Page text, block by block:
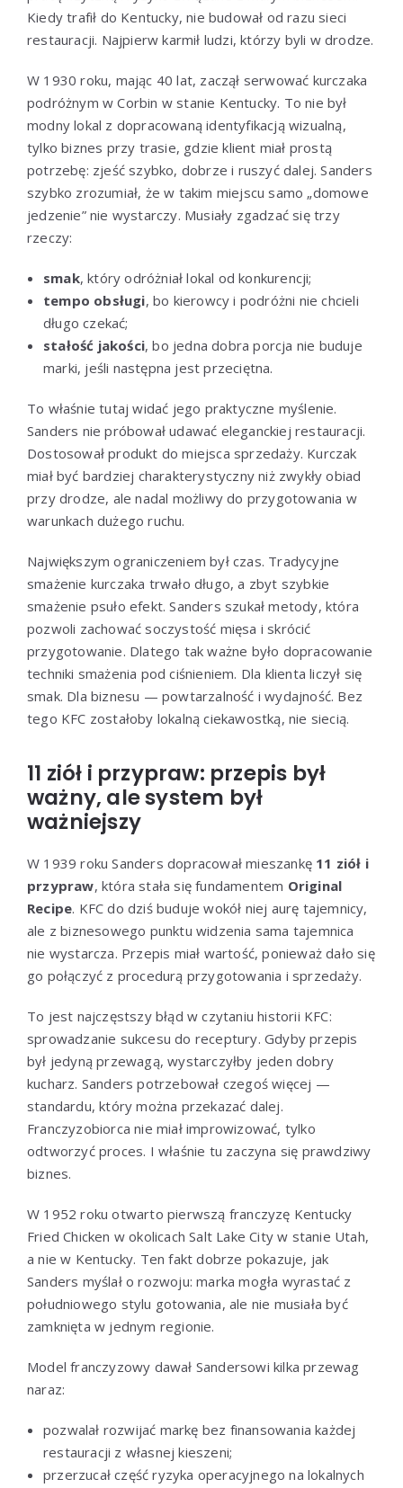
Kiedy trafił do Kentucky, nie budował od razu sieci
restauracji. Najpierw karmił ludzi, którzy byli w drodze.
W 1930 roku, mając 40 lat, zaczął serwować kurczaka
podróżnym w Corbin w stanie Kentucky. To nie był
modny lokal z dopracowaną identyfikacją wizualną,
tylko biznes przy trasie, gdzie klient miał prostą
potrzebę: zjeść szybko, dobrze i ruszyć dalej. Sanders
szybko zrozumiał, że w takim miejscu samo „domowe
jedzenie” nie wystarczy. Musiały zgadzać się trzy
rzeczy:
smak, który odróżniał lokal od konkurencji;
tempo obsługi, bo kierowcy i podróżni nie chcieli
długo czekać;
stałość jakości, bo jedna dobra porcja nie buduje
marki, jeśli następna jest przeciętna.
To właśnie tutaj widać jego praktyczne myślenie.
Sanders nie próbował udawać eleganckiej restauracji.
Dostosował produkt do miejsca sprzedaży. Kurczak
miał być bardziej charakterystyczny niż zwykły obiad
przy drodze, ale nadal możliwy do przygotowania w
warunkach dużego ruchu.
Największym ograniczeniem był czas. Tradycyjne
smażenie kurczaka trwało długo, a zbyt szybkie
smażenie psuło efekt. Sanders szukał metody, która
pozwoli zachować soczystość mięsa i skrócić
przygotowanie. Dlatego tak ważne było dopracowanie
techniki smażenia pod ciśnieniem. Dla klienta liczył się
smak. Dla biznesu — powtarzalność i wydajność. Bez
tego KFC zostałoby lokalną ciekawostką, nie siecią.
11 ziół i przypraw: przepis był
ważny, ale system był
ważniejszy
W 1939 roku Sanders dopracował mieszankę 11 ziół i
przypraw, która stała się fundamentem Original
Recipe. KFC do dziś buduje wokół niej aurę tajemnicy,
ale z biznesowego punktu widzenia sama tajemnica
nie wystarcza. Przepis miał wartość, ponieważ dało się
go połączyć z procedurą przygotowania i sprzedaży.
To jest najczęstszy błąd w czytaniu historii KFC:
sprowadzanie sukcesu do receptury. Gdyby przepis
był jedyną przewagą, wystarczyłby jeden dobry
kucharz. Sanders potrzebował czegoś więcej —
standardu, który można przekazać dalej.
Franczyzobiorca nie miał improwizować, tylko
odtworzyć proces. I właśnie tu zaczyna się prawdziwy
biznes.
W 1952 roku otwarto pierwszą franczyzę Kentucky
Fried Chicken w okolicach Salt Lake City w stanie Utah,
a nie w Kentucky. Ten fakt dobrze pokazuje, jak
Sanders myślał o rozwoju: marka mogła wyrastać z
południowego stylu gotowania, ale nie musiała być
zamknięta w jednym regionie.
Model franczyzowy dawał Sandersowi kilka przewag
naraz:
pozwalał rozwijać markę bez finansowania każdej
restauracji z własnej kieszeni;
przerzucał część ryzyka operacyjnego na lokalnych